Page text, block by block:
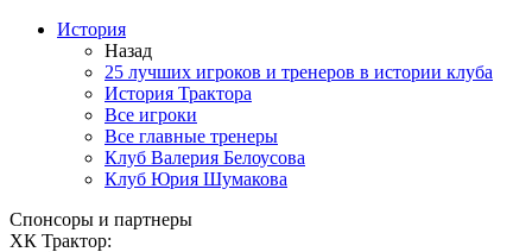
История
Назад
25 лучших игроков и тренеров в истории клуба
История Трактора
Все игроки
Все главные тренеры
Клуб Валерия Белоусова
Клуб Юрия Шумакова
Спонсоры и партнеры
ХК Трактор: